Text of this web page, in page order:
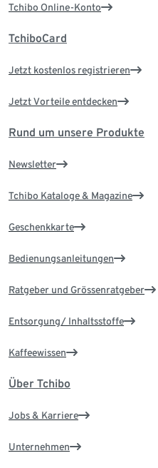
Tchibo Online-Konto
TchiboCard
Jetzt kostenlos registrieren
Jetzt Vorteile entdecken
Rund um unsere Produkte
Newsletter
Tchibo Kataloge & Magazine
Geschenkkarte
Bedienungsanleitungen
Ratgeber und Grössenratgeber
Entsorgung/ Inhaltsstoffe
Kaffeewissen
Über Tchibo
Jobs & Karriere
Unternehmen